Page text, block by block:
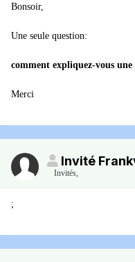
Bonsoir,
Une seule question:
comment expliquez-vous
Merci
Invité
Invités,
;